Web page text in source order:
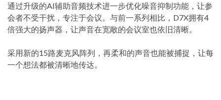
通过升级的AI辅助音频技术进一步优化噪音抑制功能，让参
会者不受干扰，专注于会议。与前一系列相比，D7X拥有4
倍强大的扬声器，让声音在宽敞的会议室也依旧清晰。
采用新的15路麦克风阵列，再柔和的声音也能被捕捉，让每
一个想法都被清晰地传达。